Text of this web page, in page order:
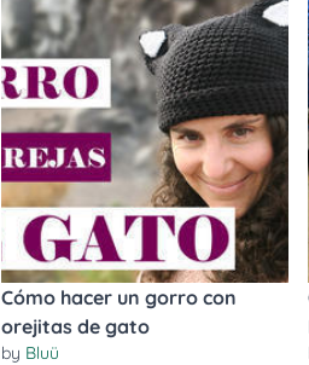
Cómo hacer un gorro con
orejitas de gato
by Bluü